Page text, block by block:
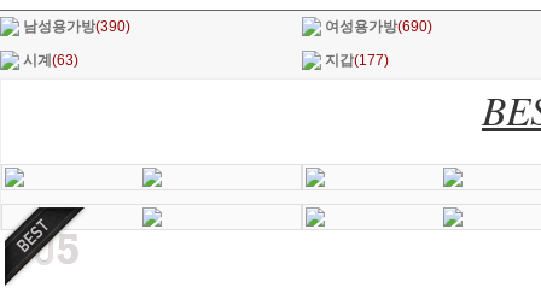
남성용가방(390) 여성용가방(690)
시계 (63) 지갑(177)